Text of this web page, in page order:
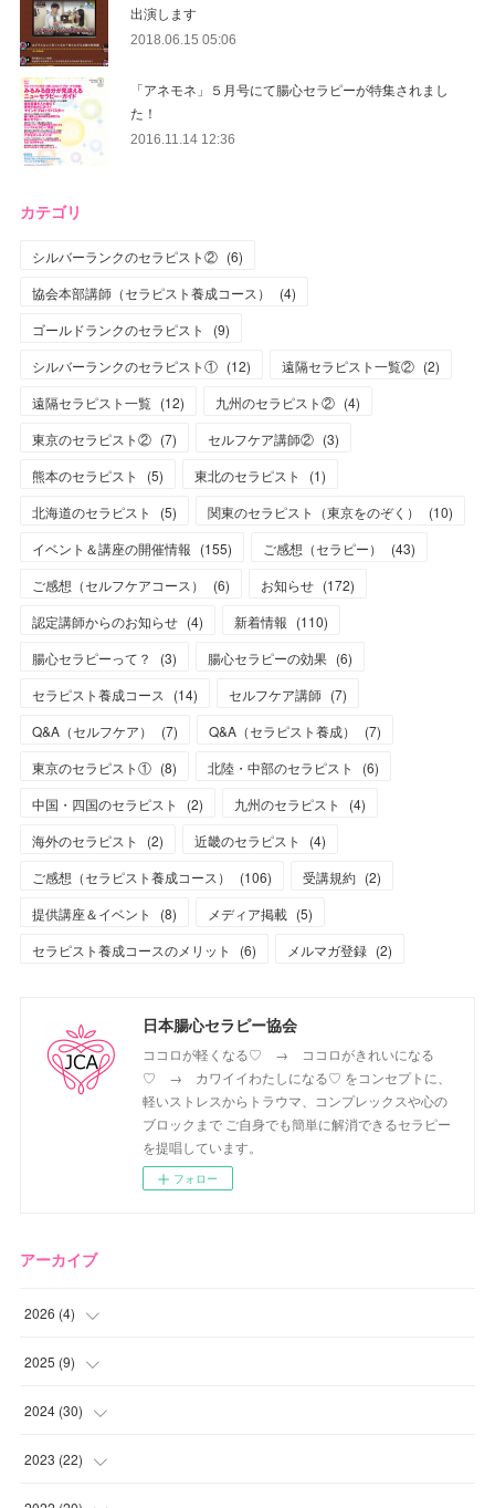
出演します
2018.06.15 05:06
「アネモネ」５月号にて腸心セラピーが特集されまし
た！
2016.11.14 12:36
カテゴリ
シルバーランクのセラピスト② (6)
協会本部講師（セラピスト養成コース）
(4)
ゴールドランクのセラピスト
(9)
シルバーランクのセラピスト① (12) 遠隔セラピスト一覧② (2)
遠隔セラピスト一覧 (12) 九州のセラピスト② (4)
東京のセラピスト② (7) セルフケア講師② (3)
熊本のセラピスト
(5) 東北のセラピスト (1)
北海道のセラピスト
(5) 関東のセラピスト（東京をのぞく） (10)
イベント＆講座の開催情報 (155) ご感想（セラピー） (43)
ご感想（セルフケアコース）
(6) お知らせ (172)
認定講師からのお知らせ (4) 新着情報 (110)
腸心セラピーって？
(3) 腸心セラピーの効果 (6)
セラピスト養成コース
(14) セルフケア講師 (7)
Q&A（セルフケア）
(7) Q&A（セラピスト養成） (7)
東京のセラピスト① (8) 北陸・中部のセラピスト (6)
中国・四国のセラピスト
(2) 九州のセラピスト (4)
海外のセラピスト
(2) 近畿のセラピスト (4)
ご感想（セラピスト養成コース）
(106) 受講規約 (2)
提供講座＆イベント
(8) メディア掲載 (5)
セラピスト養成コースのメリット
(6) メルマガ登録 (2)
日本腸心セラピー協会
ココロが軽くなる♡ → ココロがきれいになる
♡ → カワイイわたしになる♡ をコンセプトに、
軽いストレスからトラウマ、コンプレックスや心の
ブロックまで ご自身でも簡単に解消できるセラピー
を提唱しています。
フォロー
アーカイブ
2026 (4)
( )
(1
(1
2025 (9)
(2
(2
(1
2024 (30)
(4
(1
2023 (22)